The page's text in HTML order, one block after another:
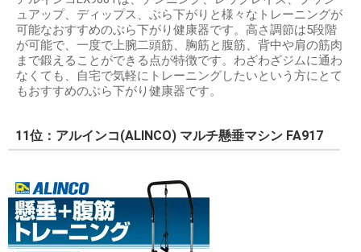
ュアップ、ディップス、ぶら下がりと様々なトレーニングが
可能なおすすめのぶら下がり健康器です。高さ調節は5段階
が可能で、一度で上腕二頭筋、胸筋と腹筋、背中や肩の筋肉
まで鍛えることができる点が特徴です。わざわざジムに通わ
なくても、自宅で気軽にトレーニングしたいという方にとて
もおすすめのぶら下がり健康器です。
11位：アルインコ(ALINCO) マルチ懸垂マシン FA917